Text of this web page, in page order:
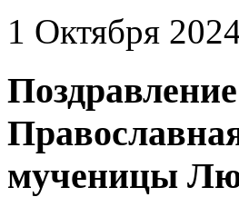
1 Октября
мученицы